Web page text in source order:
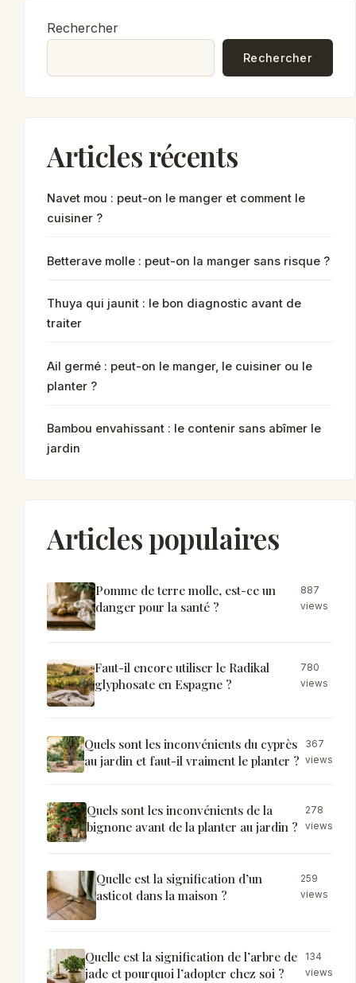
Rechercher
Rechercher
Articles récents
Navet mou : peut-on le manger et comment le
cuisiner ?
Betterave molle : peut-on la manger sans risque ?
Thuya qui jaunit : le bon diagnostic avant de
traiter
Ail germé : peut-on le manger, le cuisiner ou le
planter ?
Bambou envahissant : le contenir sans abîmer le
jardin
Articles populaires
Pomme de terre molle, est-ce un
danger pour la santé ?
887
views
Faut-il encore utiliser le Radikal
glyphosate en Espagne ?
780
views
Quels sont les inconvénients du cyprès
au jardin et faut-il vraiment le planter ?
367
views
Quels sont les inconvénients de la
bignone avant de la planter au jardin ?
278
views
Quelle est la signification d’un
asticot dans la maison ?
259
views
Quelle est la signification de l’arbre de
jade et pourquoi l’adopter chez soi ?
134
views